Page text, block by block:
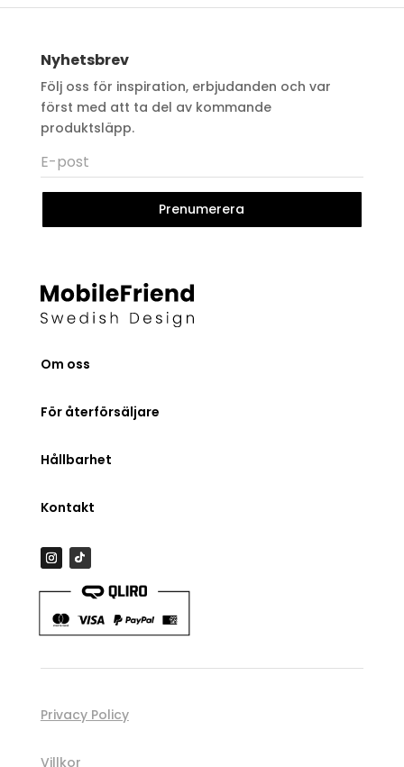
Nyhetsbrev
Följ oss för inspiration, erbjudanden och var
först med att ta del av kommande
produktsläpp.
Prenumerera
Om oss
För återförsäljare
Hållbarhet
Kontakt
Privacy Policy
Villkor